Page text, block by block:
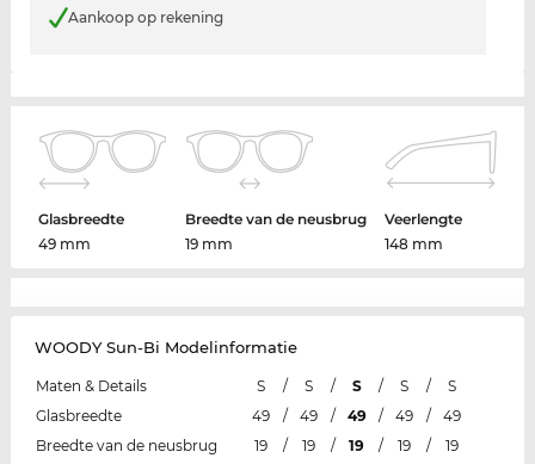
Aankoop op rekening
Glasbreedte
49 mm
Breedte van de neusbrug
19 mm
Veerlengte
148 mm
WOODY Sun-Bi Modelinformatie
Maten & Details S / S / S / S /
S
Glasbreedte
49 / 49 / 49 / 49 /
49
Breedte van de neusbrug
19 / 19 / 19 / 19 /
19